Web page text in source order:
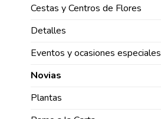
Cestas y Centros de Flores
Detalles
Eventos y ocasiones especiales
Novias
Plantas